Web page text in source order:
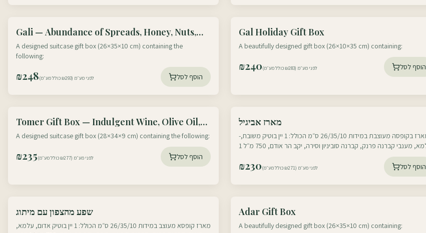
עוטף צפוןGali — Abundance of Spreads, Honey, Nuts,
Olive Oil, Chocolate & More
A designed suitcase gift box (26×35×10 cm) containing the
following:
₪248 לפני מע״מ (₪293 כולל מע״מ) הוסף לסל
Gal Holiday Gift Box
A beautifully designed gift box (26×10×35 cm) containing:
₪240 לפני מע״מ (₪283 כולל מע״מ) הוסף לסל
עוטף צפוןTomer Gift Box — Indulgent Wine, Olive Oil,
Honey, Chocolates & More
A designed suitcase gift box (28×34×9 cm) containing the following:
₪235 לפני מע״מ (₪277 כולל מע״מ) הוסף לסל
מארז אביגיל
-מארז בקופסה מעוצבת במידות 26/35/10 ס״מ הכולל: 1 יין בוטיק משובח,
עלמא, מענבי קברנה פרנק, קברנה סוביניון וסירה, יקב הר אודם, 750 מ״ל 1
₪230 לפני מע״מ (₪271 כולל מע״מ) הוסף לסל
שפע מהצפון עם מיתוג
מארז קופסא מעוצב במידות 26/35/10 ס״מ הכולל: 1 יין בוטיק אדום, עלמא,
Adar Gift Box
A beautifully designed gift box (26×35×10 cm) containing: